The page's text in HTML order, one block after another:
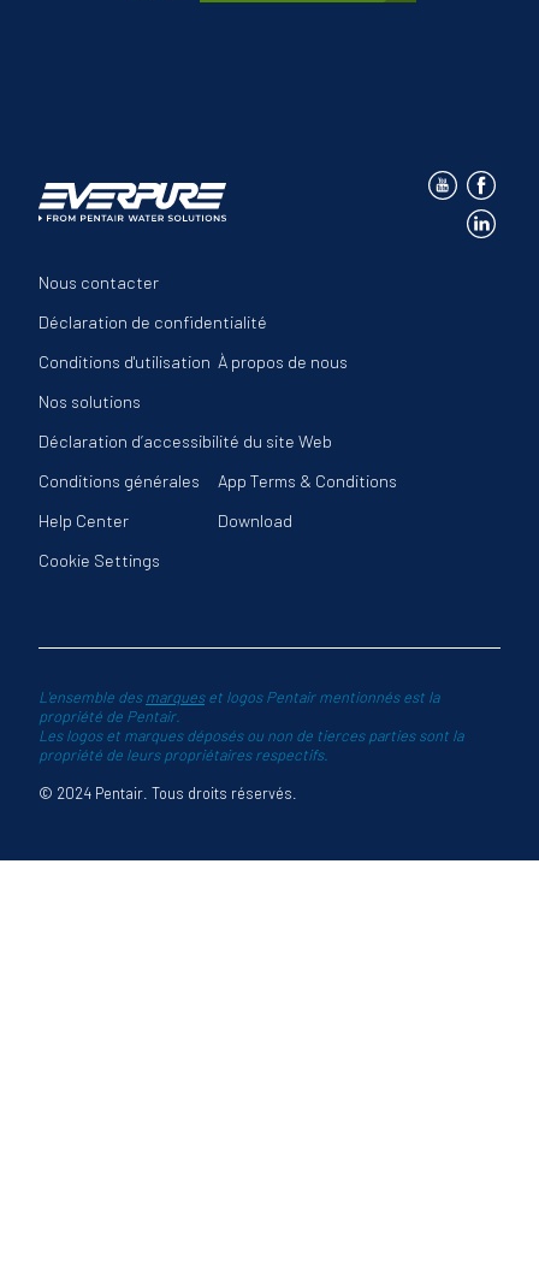
Nous contacter
Déclaration de confidentialité
Conditions d'utilisation À propos de nous
Nos solutions
Déclaration d’accessibilité du site Web
Conditions générales
App Terms & Conditions
Help Center
Download
Cookie Settings
L'ensemble desmarqueset logos Pentair mentionnés est la
propriété de Pentair.
Les logos et marques déposés ou non de tierces parties sont la
propriété de leurs propriétaires respectifs.
© 2024 Pentair. Tous droits réservés.